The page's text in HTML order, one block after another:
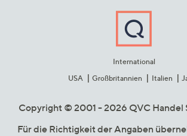
International
USA
Großbritannien Italien
Copyright © 2001 - 2026 QVC Handel
Für die Richtigkeit der Angaben